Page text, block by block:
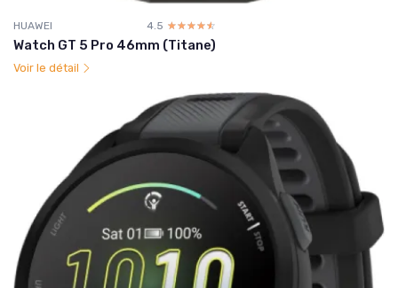
HUAWEI 4.5 ☆☆☆☆☆
★★★★★
Watch GT 5 Pro 46mm (Titane)
Voir le détail